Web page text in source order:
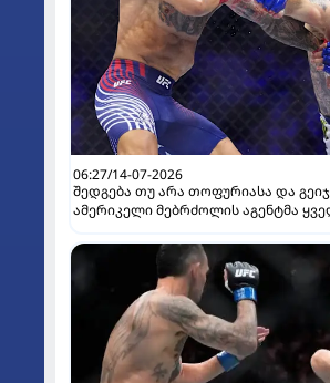
06:27/14-07-2026
შედგება თუ არა თოფურიასა და
ამერიკელი მებრძოლის აგენტმა